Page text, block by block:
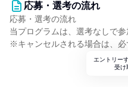
応募・選考の流れ
応募・選考の流れ
当プログラムは、選考なしで参
※キャンセルされる場合は、必
エントリー
受け